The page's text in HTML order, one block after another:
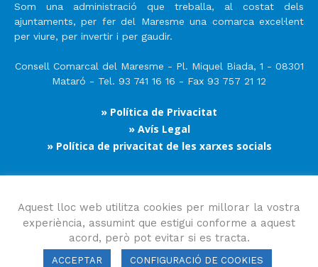
Som una administració que treballa, al costat dels
ajuntaments, per fer del Maresme una comarca excel·lent
per viure, per invertir i per gaudir.
Consell Comarcal del Maresme - Pl. Miquel Biada, 1 - 08301
Mataró - Tel. 93 741 16 16 - Fax 93 757 21 12
» Política de Privacitat
» Avís Legal
» Política de privacitat de les xarxes socials
Segueix-nos
Aquest lloc web utilitza cookies per millorar la vostra
experiència, assumint que estigui conforme a aquest
acord, però pot evitar si es tracta.
ACCEPTAR CONFIGURACIÓ DE COOKIES